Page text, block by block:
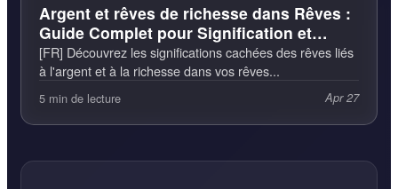
Argent et rêves de richesse dans Rêves :
Guide Complet pour Signification et
Interprétation
[FR] Découvrez les significations cachées des rêves liés
à l'argent et à la richesse dans vos rêves...
5 min de lecture Apr 27